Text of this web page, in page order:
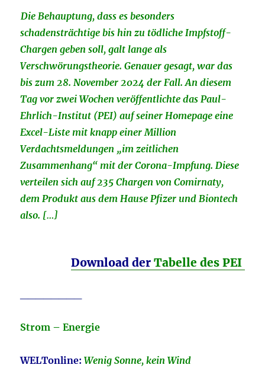
Die Behauptung, dass es besonders
schadensträchtige bis hin zu tödliche Impfstoff-
Chargen geben soll, galt lange als
Verschwörungstheorie. Genauer gesagt, war das
bis zum 28. November 2024 der Fall. An diesem
Tag vor zwei Wochen veröffentlichte das Paul-
Ehrlich-Institut (PEI) auf seiner Homepage eine
Excel-Liste mit knapp einer Million
Verdachtsmeldungen „im zeitlichen
Zusammenhang“ mit der Corona-Impfung. Diese
verteilen sich auf 235 Chargen von Comirnaty,
dem Produkt aus dem Hause Pfizer und Biontech
also. […]
Download der Tabelle des PEI
Strom – Energie
WELTonline: Wenig Sonne, kein Wind